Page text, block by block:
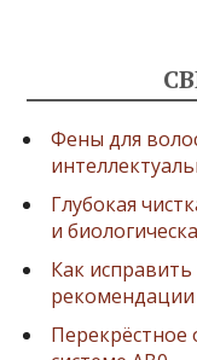
Фены для
Глубокая
и
Как
Перекрёстное